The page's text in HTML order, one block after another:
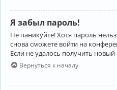
Я забыл пароль!
Не паникуйте! Хотя пароль
снова сможете войти на
Если не удалось получить
Вернуться к началу